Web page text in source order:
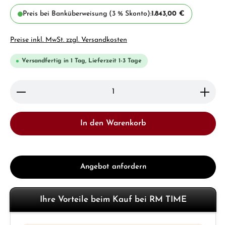
Preis bei Banküberweisung (3 % Skonto):1.843,00 €
Preise inkl. MwSt. zzgl. Versandkosten
Versandfertig in 1 Tag, Lieferzeit 1-3 Tage
Produkt Anzahl: Gib den gewünschten Wert ein
In den Warenkorb
Angebot anfordern
Ihre Vorteile beim Kauf bei RM TIME